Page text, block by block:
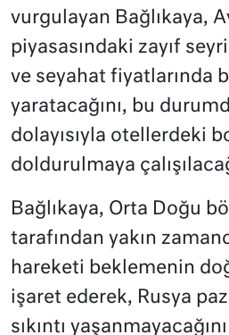
vurgulayan Bağlıkaya,
piyasasındaki zayıf
ve seyahat fiyatlarında
yaratacağını, bu
dolayısıyla otellerdeki
doldurulmaya
Bağlıkaya, Orta Doğu
tarafından yakın
hareketi beklemenin
işaret ederek, Rusya
sıkıntı